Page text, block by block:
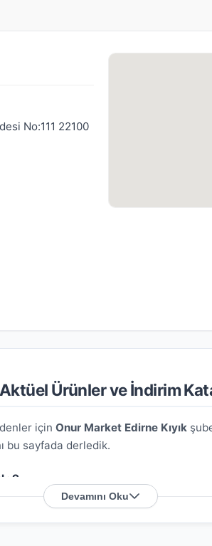
No:111 22100
Ürünler ve İndirim
için Onur Market Edirne Kıyık
bu sayfada derledik.
Mahallesi Kıyık Caddesi No:111
kolayca ulaşım sağlayabilirsiniz.
Devamını Oku